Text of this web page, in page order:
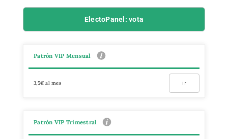
ElectoPanel: vota
Patrón VIP Mensual
3,5€ al mes Ir
Patrón VIP Trimestral